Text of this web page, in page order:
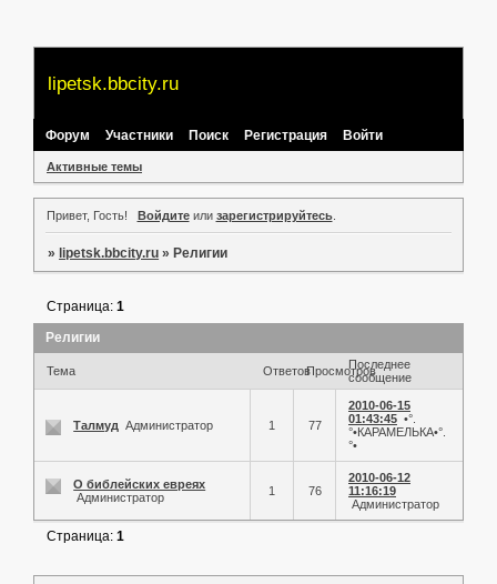
lipetsk.bbcity.ru
Форум Участники Поиск Регистрация Войти
Активные темы
Привет, Гость! Войдитеили зарегистрируйтесь.
»lipetsk.bbcity.ru »Религии
Религии
Страница:1
Тема ОтветовПросмотровПоследнее
сообщение
Талмуд Администратор 1 77
2010-06-15
01:43:45 •°.
°•КАРАМЕЛЬКА•°.
°•
О библейских евреях
Администратор
1 76
2010-06-12
11:16:19
Администратор
Страница:1